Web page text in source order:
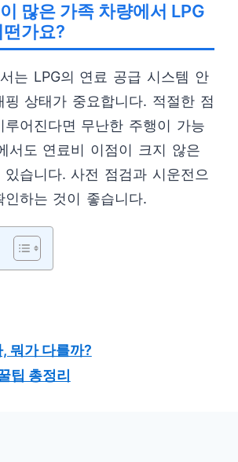
많은 가족 차량에서 LPG
가요?
는 LPG의 연료 공급 시스템 안
핑 상태가 중요합니다. 적절한 점
루어진다면 무난한 주행이 가능
서도 연료비 이점이 크지 않은
습니다. 사전 점검과 시운전으
인하는 것이 좋습니다.
뭐가 다를까?
팁 총정리